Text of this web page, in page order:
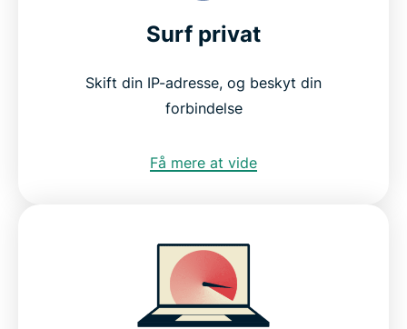
Surf privat
Skift din IP-adresse, og beskyt din
forbindelse
Få mere at vide